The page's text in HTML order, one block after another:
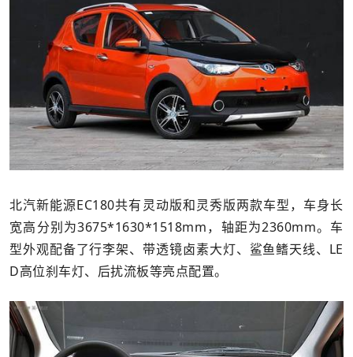
北汽新能源EC180共有灵动版和灵秀版两款车型，车身长
宽高分别为3675*1630*1518mm，轴距为2360mm。车
型外观配备了行李架、带透镜卤素大灯、鲨鱼鳍天线、LE
D高位刹车灯、后扰流板等亮点配置。